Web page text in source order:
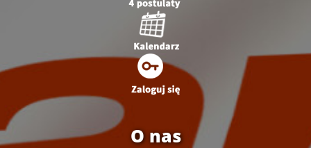
O nas